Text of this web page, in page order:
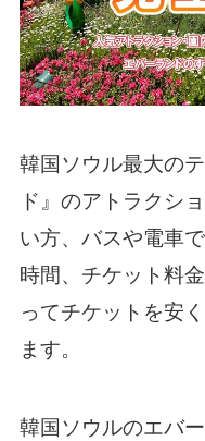
韓国ソウル最大の
ド』のアトラクシ
い方、バスや電車
時間、チケット料
ってチケットを安
ます。
韓国ソウルのエバ